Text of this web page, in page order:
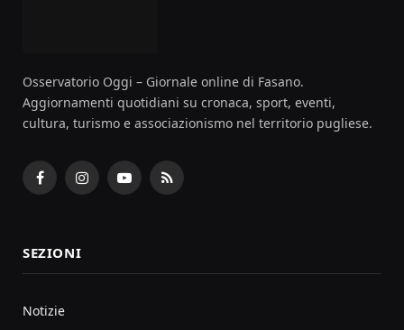
Osservatorio Oggi – Giornale online di Fasano.
Aggiornamenti quotidiani su cronaca, sport, eventi,
cultura, turismo e associazionismo nel territorio pugliese.
FacebookInstagramYouTubeRSS
SEZIONI
Notizie